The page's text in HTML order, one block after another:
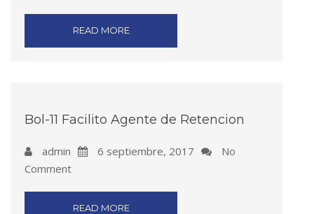
READ MORE
Bol-11 Facilito Agente de Retencion
admin 6 septiembre, 2017
No
Comment
READ MORE